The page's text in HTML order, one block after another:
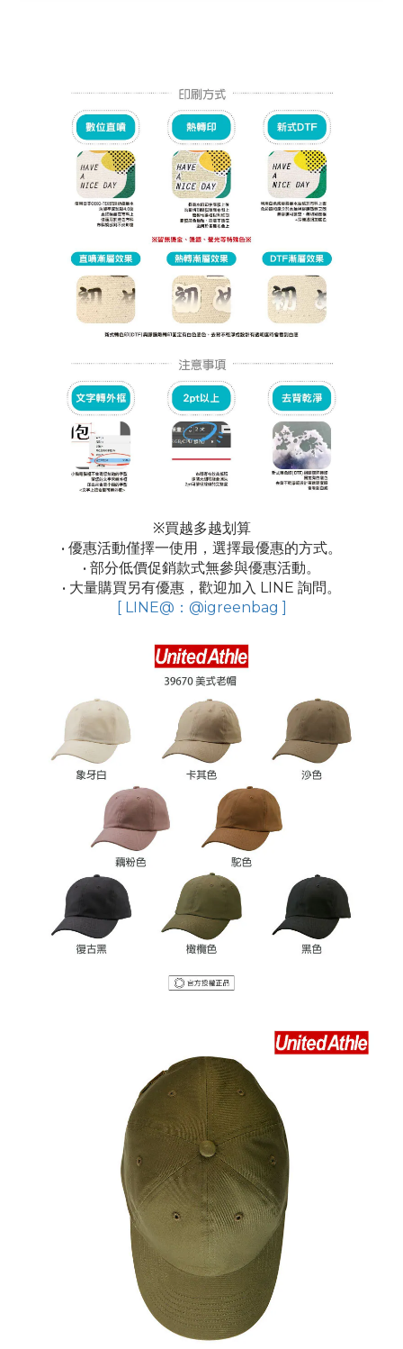
※買越多越划算
• 優惠活動僅擇一使用，選擇最優惠的方式。
• 部分低價促銷款式無參與優惠活動。
• 大量購買另有優惠，歡迎加入 LINE 詢問。
[ LINE@：@igreenbag ]